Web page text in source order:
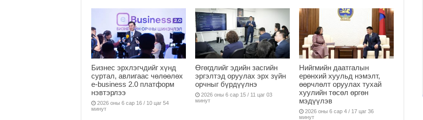
Бизнес эрхлэгчдийг хүнд
суртал, авлигаас чөлөөлөх
е-business 2.0 платформ
нэвтэрлээ
2026 оны 6 сар 16 / 10 цаг 54
минут
Өгөгдлийг эдийн засгийн
эргэлтэд оруулах эрх зүйн
орчныг бүрдүүлнэ
2026 оны 6 сар 15 / 11 цаг 03
минут
Нийгмийн даатгалын
ерөнхий хуульд нэмэлт,
өөрчлөлт оруулах тухай
хуулийн төсөл өргөн
мэдүүлэв
2026 оны 6 сар 4 / 17 цаг 36
минут